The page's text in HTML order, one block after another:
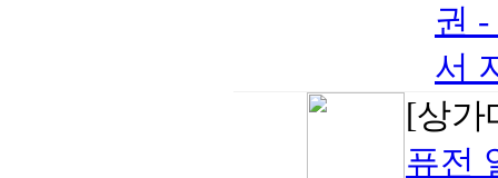
권
서
[상
퓨전